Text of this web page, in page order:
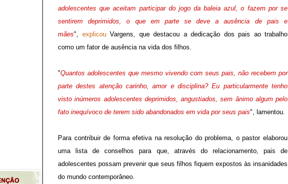
adolescentes que aceitam participar do jogo da baleia azul, o fazem por se
sentirem deprimidos, o que em parte se deve a ausência de pais e
mães", explicouVargens, que destacou a dedicação dos pais ao trabalho
como um fator de ausência na vida dos filhos.
"Quantos adolescentes que mesmo vivendo com seus pais, não recebem por
parte destes atenção carinho, amor e disciplina? Eu particularmente tenho
visto inúmeros adolescentes deprimidos, angustiados, sem ânimo algum pelo
fato inequívoco de terem sido abandonados em vida por seus pais", lamentou.
Para contribuir de forma efetiva na resolução do problema, o pastor elaborou
uma lista de conselhos para que, através do relacionamento, pais de
adolescentes possam prevenir que seus filhos fiquem expostos às insanidades
do mundo contemporâneo.